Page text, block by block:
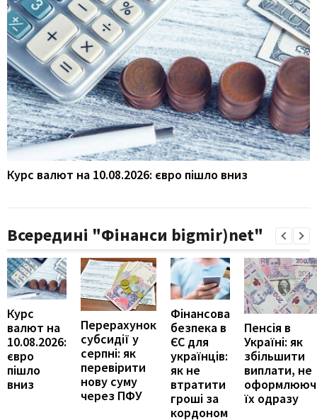
Курс валют на 10.08.2026: євро пішло вниз
Всередині "Фінанси bigmir)net"
Курс
валют на
10.08.2026:
євро
пішло
вниз
Перерахунок
субсидії у
серпні: як
перевірити
нову суму
через ПФУ
Фінансова
безпека в
ЄС для
українців:
як не
втратити
гроші за
кордоном
Пенсія в
Україні: як
збільшити
виплати, не
їх одразу